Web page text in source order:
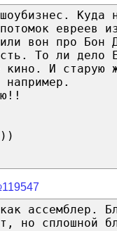
Куда
евреев
вон про Бон
То ли дело
кино. И старую
ассемблер.
но сплошной